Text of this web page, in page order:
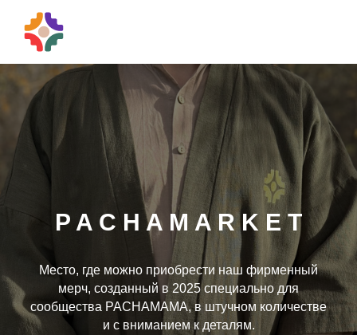
P A C H A M A R K E T
Место, где можно приобрести наш фирменный
мерч, созданный в 2025 специально для
сообщества PACHAMAMA, в штучном количестве
и с вниманием к деталям.